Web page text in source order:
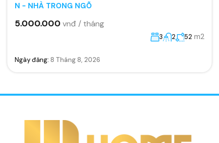
N - NHÀ TRONG NGÕ
5.000.000 vnđ / tháng
3 2 52 m2
Ngày đăng: 8 Tháng 8, 2026